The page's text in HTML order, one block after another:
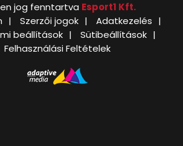
jog fenntartva Esport1 Kft.
Szerzői jogok
Adatkezelés
beállítások
Sütibeállítások
Felhasználási Feltételek